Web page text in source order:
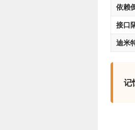
依赖
接口
迪米
记